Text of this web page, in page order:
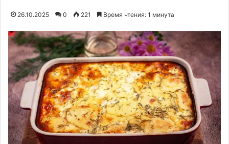
26.10.2025 0 221 Время чтения: 1 минута